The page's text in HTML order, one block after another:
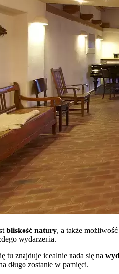
bliskość natury, a także
wydarzenia.
tu znajduje idealnie nada się na
długo zostanie w pamięci.